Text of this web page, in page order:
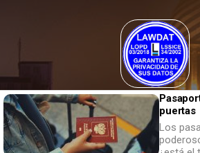
El Periódico de Yecla alcanza un grado
tratamiento de suspuertas
Los